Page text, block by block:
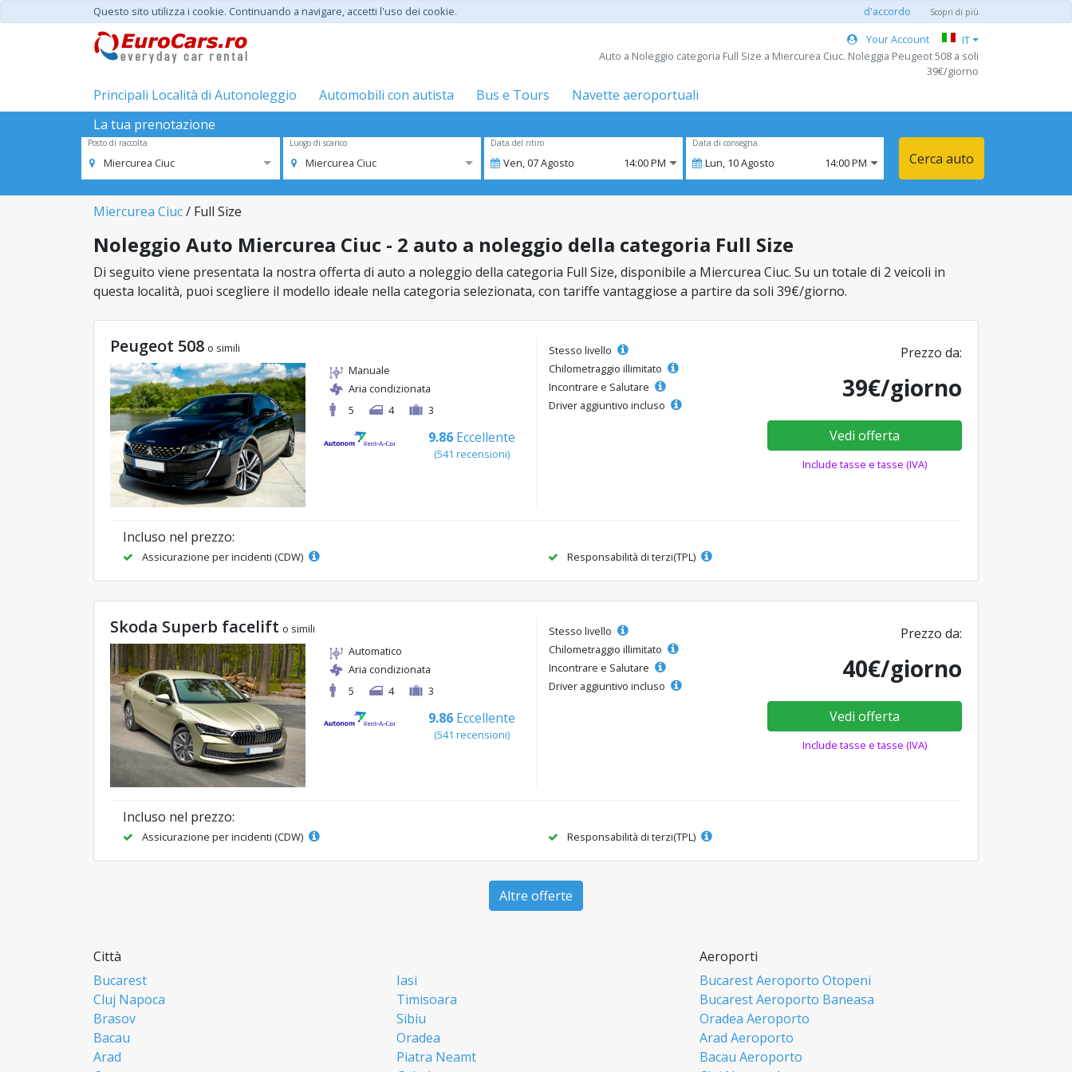
Questo sito utilizza i cookie. Continuando a navigare, accetti l'uso dei cookie. d'accordo Scopri di più
Your Account
IT
Auto a Noleggio categoria Full Size a Miercurea Ciuc. Noleggia Peugeot 508 a soli
39€/giorno
Principali Località di Autonoleggio Automobili con autista Bus e Tours
Navette aeroportuali
La tua prenotazione
Posto di raccolta
Miercurea Ciuc
Luogo di scarico
Miercurea Ciuc
Data del ritiro
Ven,07Agosto 14:00 PM
Data di consegna
Lun, 10Agosto 14:00 PM Cerca auto
Miercurea Ciuc/ Full Size
Noleggio Auto Miercurea Ciuc - 2 auto a noleggio della categoria Full Size
Di seguito viene presentata la nostra offerta di auto a noleggio della categoria Full Size, disponibile a Miercurea Ciuc. Su un totale di 2 veicoli in
questa località, puoi scegliere il modello ideale nella categoria selezionata, con tariffe vantaggiose a partire da soli 39€/giorno.
Peugeot 508 o simili
Manuale
Aria condizionata
5
4 3
9.86 Eccellente
(541 recensioni)
Stesso livello
Chilometraggio illimitato
Incontrare e Salutare
Driver aggiuntivo incluso
Prezzo da:
39€/giorno
Vedi offerta
Include tasse e tasse (IVA)
Incluso nel prezzo:
Assicurazione per incidenti (CDW) Responsabilità di terzi(TPL)
Skoda Superb facelift o simili
Automatico
Aria condizionata
5
4 3
9.86 Eccellente
(541 recensioni)
Stesso livello
Chilometraggio illimitato
Incontrare e Salutare
Driver aggiuntivo incluso
Prezzo da:
40€/giorno
Vedi offerta
Include tasse e tasse (IVA)
Incluso nel prezzo:
Assicurazione per incidenti (CDW) Responsabilità di terzi(TPL)
Altre offerte
Città
Bucarest
Iasi
Cluj Napoca
Timisoara
Brasov
Sibiu
Bacau
Oradea
Arad
Piatra Neamt
Aeroporti
Bucarest Aeroporto Otopeni
Bucarest Aeroporto Baneasa
Oradea Aeroporto
Arad Aeroporto
Bacau Aeroporto